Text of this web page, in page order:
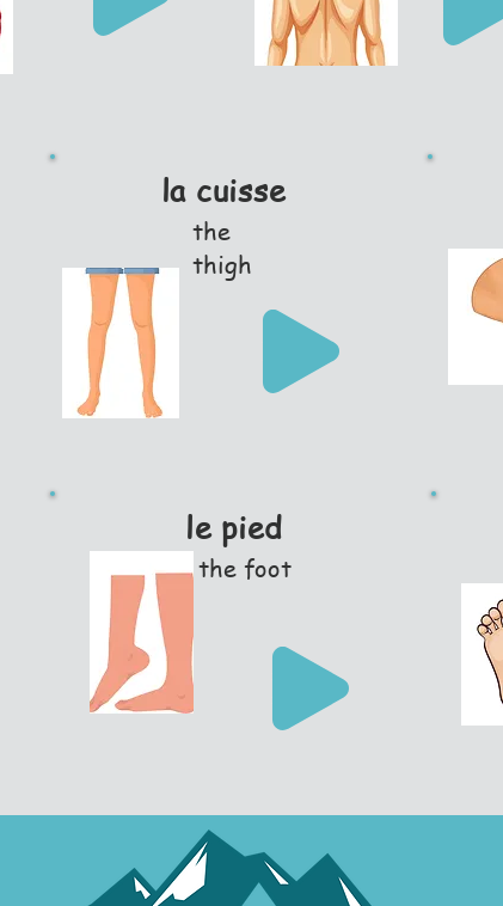
la cuisse
the
thigh
le pied
the foot